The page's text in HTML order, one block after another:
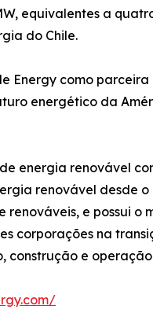
equivalentes a
do Chile.
Energy como
energético da
energia renovável
renovável desde
e possui
corporações na
e